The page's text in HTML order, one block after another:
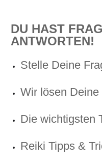
DU HAST
ANTWORTEN!
Stelle Deine
Wir lösen
Die wichtigsten
Reiki Tipps &